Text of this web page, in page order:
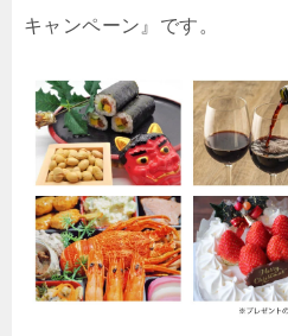
キャンペーン』です。